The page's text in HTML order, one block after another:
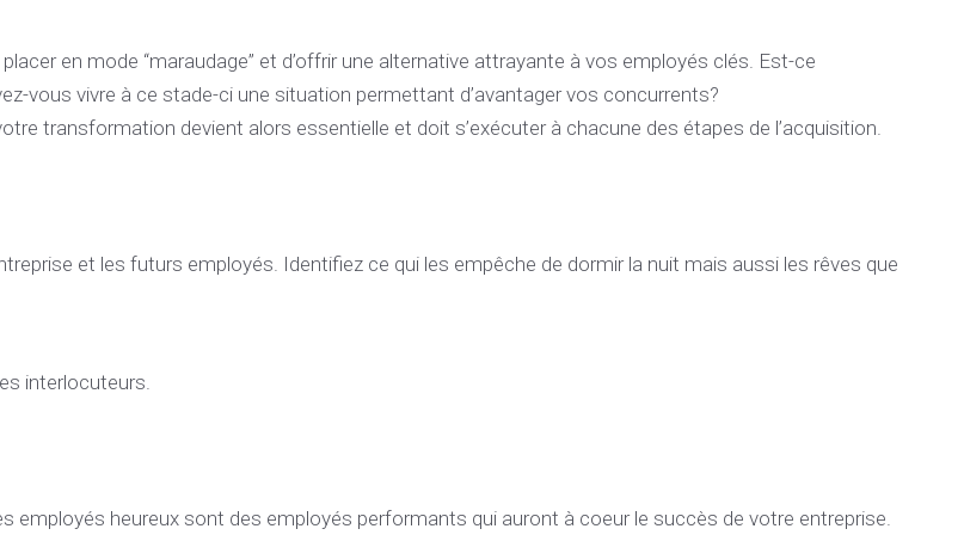
en mode “maraudage” et d’offrir une alternative attrayante à vos employés clés. Est-ce
vous vivre à ce stade-ci une situation permettant d’avantager vos concurrents?
transformation devient alors essentielle et doit s’exécuter à chacune des étapes de l’acquisition.
et les futurs employés. Identifiez ce qui les empêche de dormir la nuit mais aussi les rêves que
interlocuteurs.
heureux sont des employés performants qui auront à coeur le succès de votre entreprise.